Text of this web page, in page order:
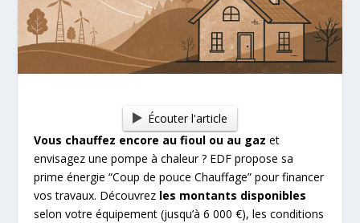
Écouter l'article
Vous chauffez encore au fioul ou au gaz et
envisagez une pompe à chaleur ? EDF propose sa
prime énergie “Coup de pouce Chauffage” pour financer
vos travaux. Découvrez les montants disponibles
selon votre équipement (jusqu’à 6 000 €), les conditions